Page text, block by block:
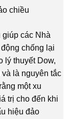
chiều
các Nhà
chống lại
lý thuyết Dow,
là nguyên tắc
một xu
trị cho đến khi
hiệu đảo